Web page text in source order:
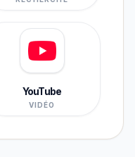
YouTube
VIDÉO